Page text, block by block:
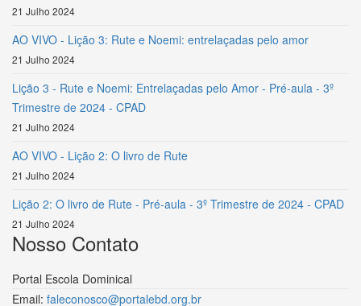
21 Julho 2024
AO VIVO - Lição 3: Rute e Noemi: entrelaçadas pelo amor
21 Julho 2024
Lição 3 - Rute e Noemi: Entrelaçadas pelo Amor - Pré-aula - 3º
Trimestre de 2024 - CPAD
21 Julho 2024
AO VIVO - Lição 2: O livro de Rute
21 Julho 2024
Lição 2: O livro de Rute - Pré-aula - 3º Trimestre de 2024 - CPAD
21 Julho 2024
Nosso Contato
Portal Escola Dominical
Email: faleconosco@portalebd.org.br